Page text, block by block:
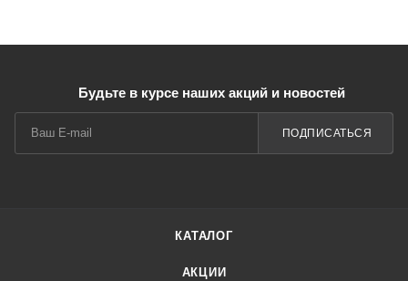
Будьте в курсе наших акций и новостей
ПОДПИСАТЬСЯ
КАТАЛОГ
АКЦИИ